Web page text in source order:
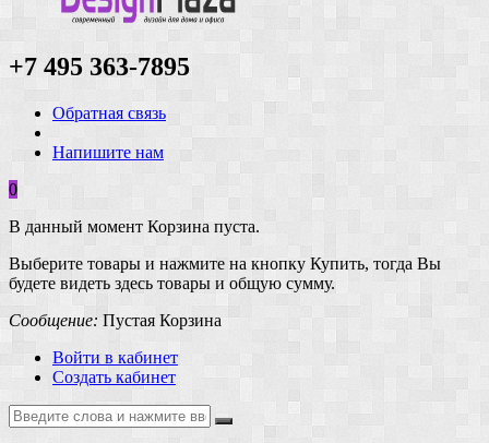
+7 495 363-7895
Обратная связь
Напишите нам
0
В данный момент Корзина пуста.
Выберите товары и нажмите на кнопку Купить, тогда Вы
будете видеть здесь товары и общую сумму.
Сообщение: Пустая Корзина
Войти в кабинет
Создать кабинет